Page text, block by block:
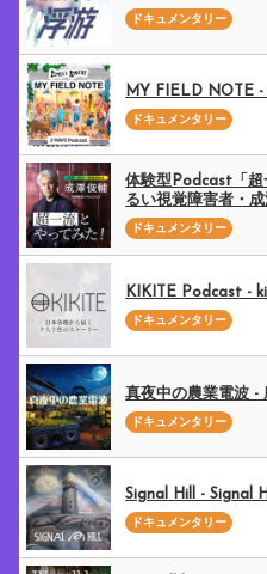
ドキュメンタリー
MY FIELD NOTE -
ドキュメンタリー
体験型Podcast「超
るい視覚障害者・
ドキュメンタリー
KIKITE Podcast -
ドキュメンタリー
真夜中の農業電波 -
ドキュメンタリー
Signal Hill - Signal
ドキュメンタリー